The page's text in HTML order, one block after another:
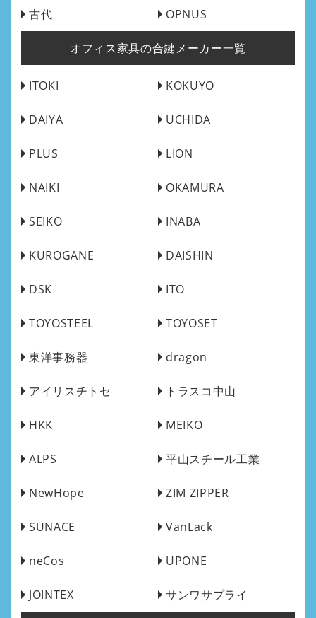
古代 OPNUS
オフィス家具の合鍵メーカー一覧
ITOKI KOKUYO
DAIYA UCHIDA
PLUS LION
NAIKI OKAMURA
SEIKO INABA
KUROGANE DAISHIN
DSK ITO
TOYOSTEEL TOYOSET
東洋事務器 dragon
アイリスチトセ トラスコ中山
HKK MEIKO
ALPS 平山スチール工業
NewHope ZIM ZIPPER
SUNACE VanLack
neCos UPONE
JOINTEX サンワサプライ